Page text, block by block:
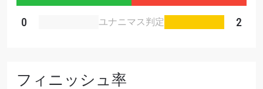
0 ユナニマス判定 2
フィニッシュ率
このフォームを送信することにより、お客様は当
プライバシーポリシーに基づく情報の収集、